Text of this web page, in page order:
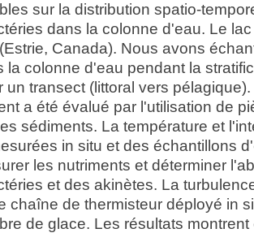
sur la distribution spatio-
dans la colonne d'eau. Le
Canada). Nous avons
la colonne d'eau pendant la
un transect (littoral vers
a été évalué par l'utilisation de
sédiments. La température et
in situ et des échantillons
les nutriments et déterminer
et des akinètes. La
chaîne de thermisteur déployé in
de glace. Les résultats